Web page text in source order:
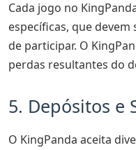
Cada jogo no
específicas, que
de participar. O
perdas resultantes do
5. Depósitos e
O KingPanda aceita